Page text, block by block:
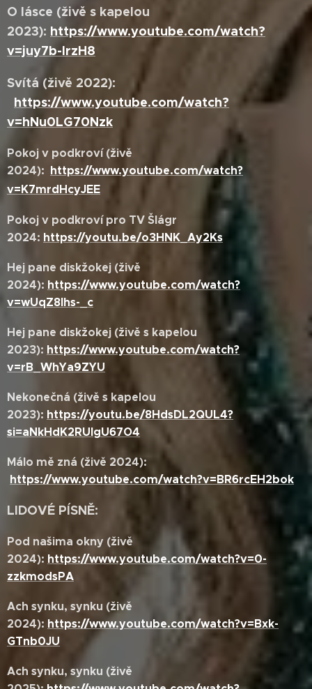
O lásce (živě s kapelou
2023): https://www.youtube.com/watch?
v=juy7b-lrzH8
Svítá (živě 2022):
https://www.youtube.com/watch?
v=hNu0LG70Nzk
Pokoj v podkroví (živě
2024): https://www.youtube.com/watch?
v=K7mrdHcyJEE
Pokoj v podkroví pro TV Šlágr
2024: https://youtu.be/o3HNK_Ay2Ks
Hej pane diskžokej (živě
2024): https://www.youtube.com/watch?
v=wUqZ8Ihs-_c
Hej pane diskžokej (živě s kapelou
2023): https://www.youtube.com/watch?
v=rB_WhYa9ZYU
Nekonečná (živě s kapelou
2023): https://youtu.be/8HdsDL2QUL4?
si=aNkHdK2RUlgU67O4
Málo mě zná (živě 2024):
https://www.youtube.com/watch?v=BR6rcEH2bok
LIDOVÉ PÍSNĚ:
Pod našima okny (živě
2024): https://www.youtube.com/watch?v=0-
zzkmodsPA
Ach synku, synku (živě
2024): https://www.youtube.com/watch?v=Bxk-
GTnb0JU
Ach synku, synku (živě